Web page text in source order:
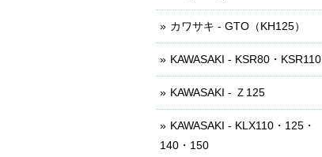
カワサキ - GTO（KH125）
KAWASAKI - KSR80・KSR110
KAWASAKI - Ｚ125
KAWASAKI - KLX110・125・
140・150